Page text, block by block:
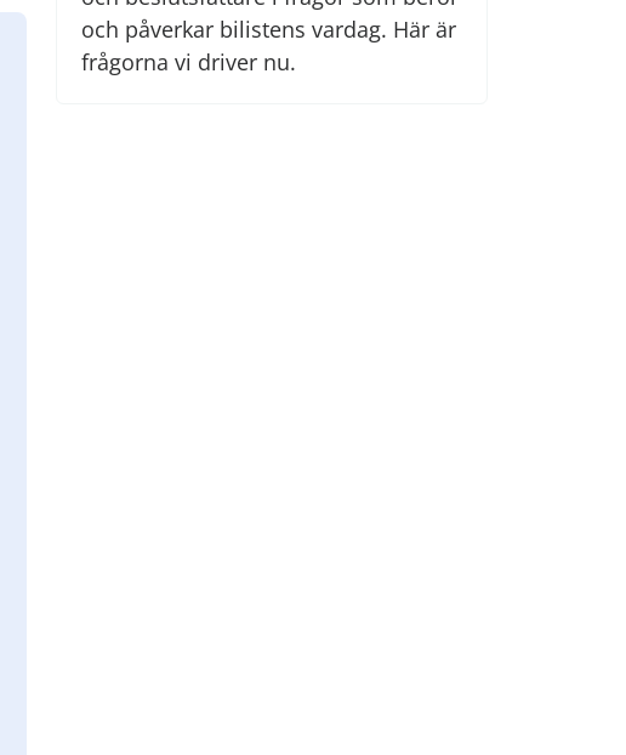
och påverkar bilistens vardag. Här är
frågorna vi driver nu.